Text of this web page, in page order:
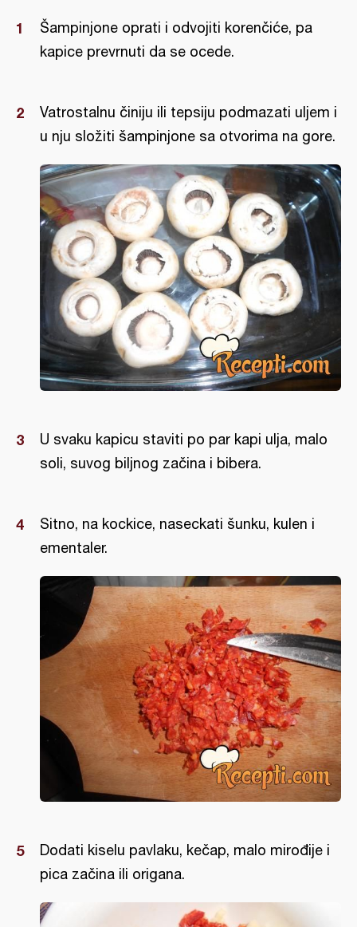
Šampinjone oprati i odvojiti korenčiće, pa
kapice prevrnuti da se ocede.
Vatrostalnu činiju ili tepsiju podmazati uljem i
u nju složiti šampinjone sa otvorima na gore.
U svaku kapicu staviti po par kapi ulja, malo
soli, suvog biljnog začina i bibera.
Sitno, na kockice, naseckati šunku, kulen i
ementaler.
Dodati kiselu pavlaku, kečap, malo mirođije i
pica začina ili origana.